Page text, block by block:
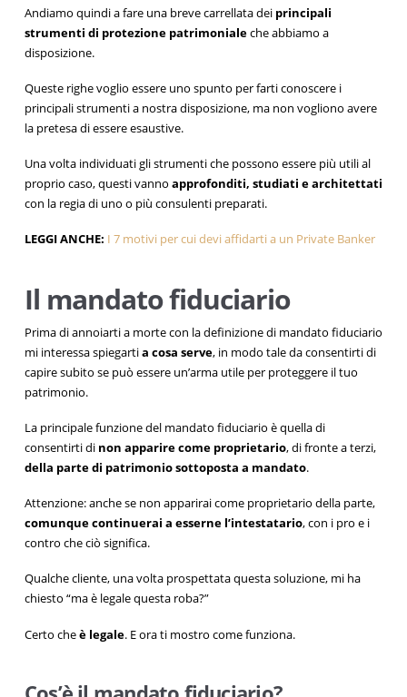
Andiamo quindi a fare una breve carrellata dei principali
strumenti di protezione patrimonialeche abbiamo a
disposizione.
Queste righe voglio essere uno spunto per farti conoscere i
principali strumenti a nostra disposizione, ma non vogliono avere
la pretesa di essere esaustive.
Una volta individuati gli strumenti che possono essere più utili al
proprio caso, questi vanno approfonditi, studiati e architettati
con la regia di uno o più consulenti preparati.
LEGGI ANCHE: I 7 motivi per cui devi affidarti a un Private Banker
Il mandato fiduciario
Prima di annoiarti a morte con la definizione di mandato fiduciario
mi interessa spiegartia cosa serve, in modo tale da consentirti di
capire subito se può essere un’arma utile per proteggere il tuo
patrimonio.
La principale funzione del mandato fiduciario è quella di
consentirti di non apparire come proprietario, di fronte a terzi,
della parte di patrimonio sottoposta a mandato.
Attenzione: anche se non apparirai come proprietario della parte,
comunque continuerai a esserne l’intestatario, con i pro e i
contro che ciò significa.
Qualche cliente, una volta prospettata questa soluzione, mi ha
chiesto “ma è legale questa roba?”
Certo cheè legale. E ora ti mostro come funziona.